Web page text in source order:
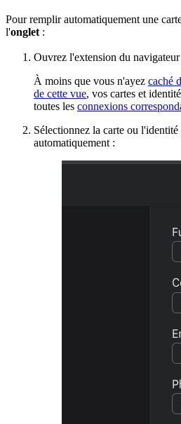
Pour remplir automatiquement une
l'onglet :
Ouvrez l'extension du
À moins que vous n'ayez caché
de cette vue, vos cartes et
toutes les connexions
Sélectionnez la carte ou
automatiquement :